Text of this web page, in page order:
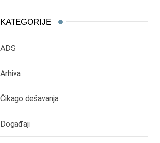
KATEGORIJE
ADS
Arhiva
Čikago dešavanja
Događaji